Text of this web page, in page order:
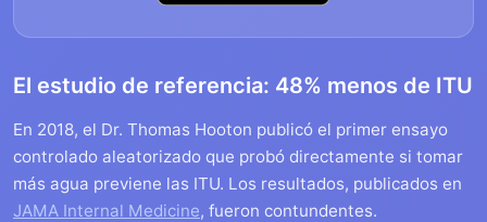
El estudio de referencia: 48% menos de ITU
En 2018, el Dr. Thomas Hooton publicó el primer ensayo
controlado aleatorizado que probó directamente si tomar
más agua previene las ITU. Los resultados, publicados en
JAMA Internal Medicine, fueron contundentes.